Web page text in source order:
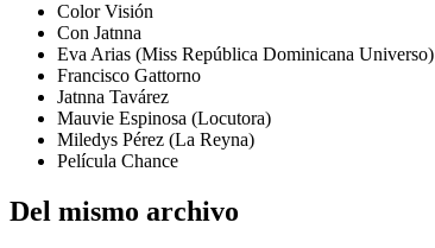
Color Visión
Con Jatnna
Eva Arias (Miss República Dominicana Universo)
Francisco Gattorno
Jatnna Tavárez
Mauvie Espinosa (Locutora)
Miledys Pérez (La Reyna)
Película Chance
Del mismo archivo